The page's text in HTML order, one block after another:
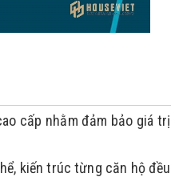
cấp nhằm đảm bảo giá trị
kiến trúc từng căn hộ đều